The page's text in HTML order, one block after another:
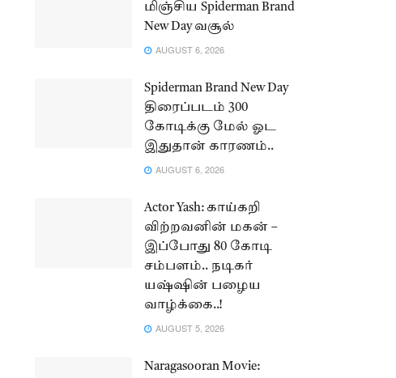
மிஞ்சிய Spiderman Brand
New Day வசூல்
AUGUST 6, 2026
Spiderman Brand New Day
திரைப்படம் 300
கோடிக்கு மேல் ஓட
இதுதான் காரணம்..
AUGUST 6, 2026
Actor Yash: காய்கறி
விற்றவனின் மகன் –
இப்போது 80 கோடி
சம்பளம்.. நடிகர்
யஷ்ஷின் பழைய
வாழ்க்கை..!
AUGUST 5, 2026
Naragasooran Movie: